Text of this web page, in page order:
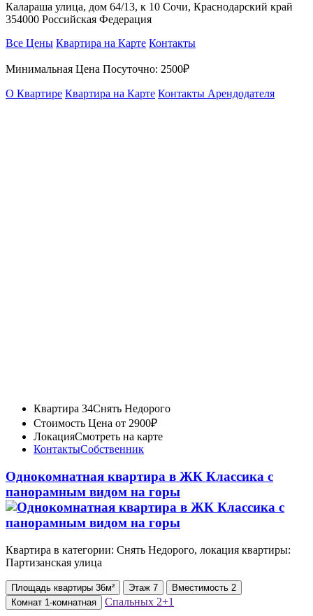
Калараша улица, дом 64/13, к 10 Сочи, Краснодарский край
354000 Российская Федерация
Все Цены Квартира на Карте Контакты
Минимальная Цена Посуточно: 2500₽
О Квартире Квартира на Карте Контакты Арендодателя
Квартира 34Снять Недорого
Стоимость Цена от 2900₽
ЛокацияСмотреть на карте
КонтактыСобственник
Однокомнатная квартира в ЖК Классика с
панорамным видом на горы
Квартира в категории: Снять Недорого, локация квартиры:
Партизанская улица
Площадь квартиры 36м² Этаж 7 Вместимость 2
Комнат 1-комнатная Спальных 2+1